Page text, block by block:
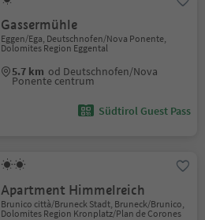
Gassermühle
Eggen/Ega, Deutschnofen/Nova Ponente,
Dolomites Region Eggental
5.7 km od Deutschnofen/Nova
Ponente centrum
Südtirol Guest Pass
Apartment Himmelreich
Brunico città/Bruneck Stadt, Bruneck/Brunico,
Dolomites Region Kronplatz/Plan de Corones